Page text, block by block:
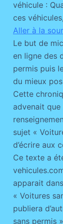
véhicule :
ces
Aller à la
Le but de
en ligne des
permis puis
du mieux
Cette
advenait
sujet «
d’écrire aux
Ce texte a
apparait
« Voitures
publiera
sans permis